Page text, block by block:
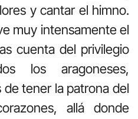
y cantar el himno.
muy intensamente el
cuenta del privilegio
los aragoneses,
tener la patrona del
allá donde